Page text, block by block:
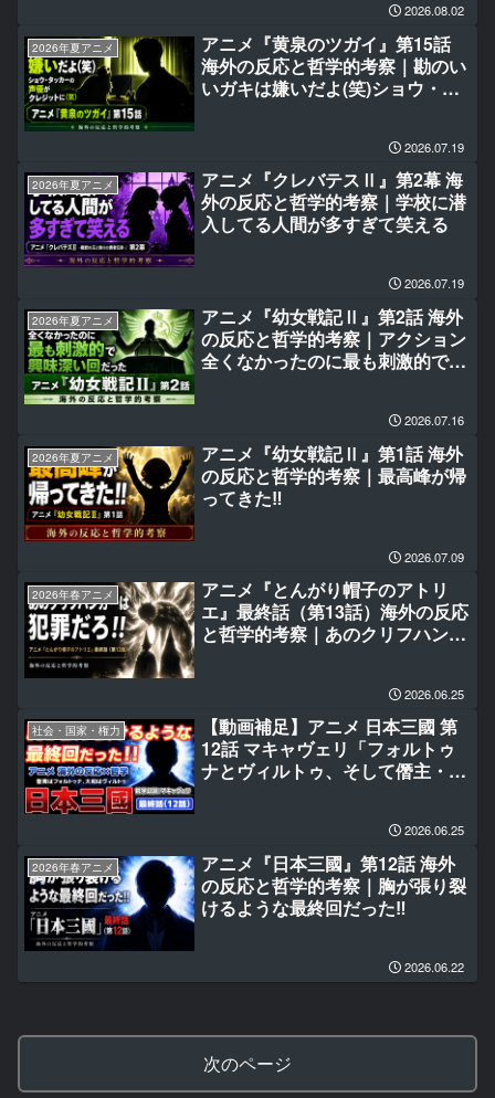
2026.08.02
2026年夏アニメ
アニメ『黄泉のツガイ』第15話
海外の反応と哲学的考察｜勘のい
いガキは嫌いだよ(笑)ショウ・タ
2026.07.19
2026年夏アニメ
アニメ『クレバテスⅡ』第2幕 海
外の反応と哲学的考察｜学校に潜
入してる人間が多すぎて笑える
2026.07.19
2026年夏アニメ
アニメ『幼女戦記Ⅱ』第2話 海外
の反応と哲学的考察｜アクション
全くなかったのに最も刺激的で興
2026.07.16
2026年夏アニメ
アニメ『幼女戦記Ⅱ』第1話 海外
の反応と哲学的考察｜最高峰が帰
ってきた‼
2026.07.09
2026年春アニメ
アニメ『とんがり帽子のアトリ
エ』最終話（第13話）海外の反応
と哲学的考察｜あのクリフハンガ
2026.06.25
社会・国家・権力
【動画補足】アニメ 日本三國 第
12話 マキャヴェリ「フォルトゥ
ナとヴィルトゥ、そして僭主・平
2026.06.25
2026年春アニメ
アニメ『日本三國』第12話 海外
の反応と哲学的考察｜胸が張り裂
けるような最終回だった‼
2026.06.22
次のページ